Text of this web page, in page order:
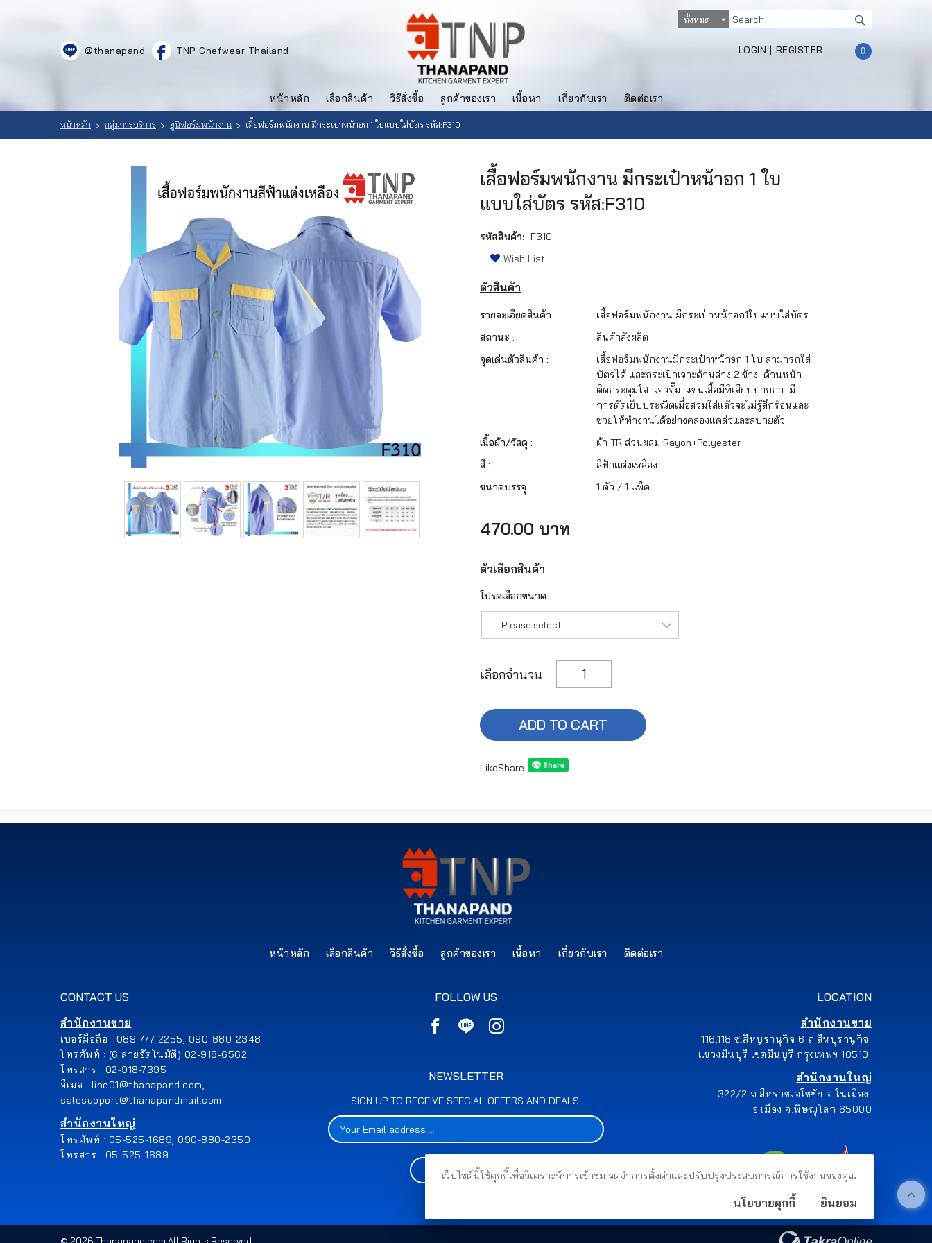
ที่
สินค้า
@thanapand TNP Chefwear Thailand 0
LOGIN | REGISTER
หน้าหลัก เลือกสินค้า วิธีสั่งซื้อ ลูกค้าของเรา เนื้อหา เกี่ยวกับเรา ติดต่อเรา
หน้าหลัก > กลุ่มการบริการ > ยูนิฟอร์มพนักงาน > เสื้อฟอร์มพนักงาน มีกระเป๋าหน้าอก 1 ใบแบบใส่บัตร รหัส:F310
เสื้อฟอร์มพนักงาน มีกระเป๋าหน้าอก 1 ใบ
แบบใส่บัตร รหัส:F310
รหัสสินค้า: F310
Wish List
ตัวสินค้า
รายละเอียดสินค้า :
เสื้อฟอร์มพนักงาน มีกระเป๋าหน้าอก1ใบแบบใส่บัตร
สถานะ :
สินค้าสั่งผลิต
จุดเด่นตัวสินค้า :
เสื้อฟอร์มพนักงานมีกระเป๋าหน้าอก 1 ใบ สามารถใส่
บัตรได้ และกระเป๋าเจาะด้านล่าง 2 ข้าง ด้านหน้า
ติดกระดุมใส เอวจั๊ม แขนเสื้อมีที่เสียบปากกา มี
การตัดเย็บประณีตเมื่อสวมใส่แล้วจะไม่รู้สึกร้อนและ
ช่วยให้ทำงานได้อย่างคล่องแคล่วและสบายตัว
เนื้อผ้า/วัสดุ :
ผ้า TR ส่วนผสม Rayon+Polyester
สี :
สีฟ้าแต่งเหลือง
ขนาดบรรจุ :
1 ตัว / 1 แพ็ค
470.00 บาท
ตัวเลือกสินค้า
โปรดเลือกขนาด
เลือกจำนวน
ADD TO CART
LikeShare
หน้าหลัก เลือกสินค้า วิธีสั่งซื้อ ลูกค้าของเรา เนื้อหา เกี่ยวกับเรา ติดต่อเรา
CONTACT US
สำนักงานขาย
เบอร์มือถือ : 089-777-2255, 090-880-2348
โทรศัพท์ : (6 สายอัตโนมัติ) 02-918-6562
โทรสาร : 02-918-7395
อีเมล : line01@thanapand.com,
salesupport@thanapandmail.com
สำนักงานใหญ่
โทรศัพท์ : 05-525-1689, 090-880-2350
โทรสาร : 05-525-1689
LOCATION
สำนักงานขาย
116,118 ซ.สีหบุรานุกิจ 6 ถ.สีหบุรานุกิจ
แขวงมีนบุรี เขตมีนบุรี กรุงเทพฯ 10510
สำนักงานใหญ่
322/2 ถ.สีหราชเดโชชัย ต.ในเมือง
อ.เมือง จ.พิษณุโลก 65000
FOLLOW US
NEWSLETTER
SIGN UP TO RECEIVE SPECIAL OFFERS AND DEALS.
SUBSCRIBE
เว็บไซต์นี้ใช้คุกกี้เพื่อวิเคราะห์การเข้าชม จดจำการตั้งค่าและปรับปรุงประสบการณ์การใช้งานของคุณ
นโยบายคุกกี้ ยินยอม